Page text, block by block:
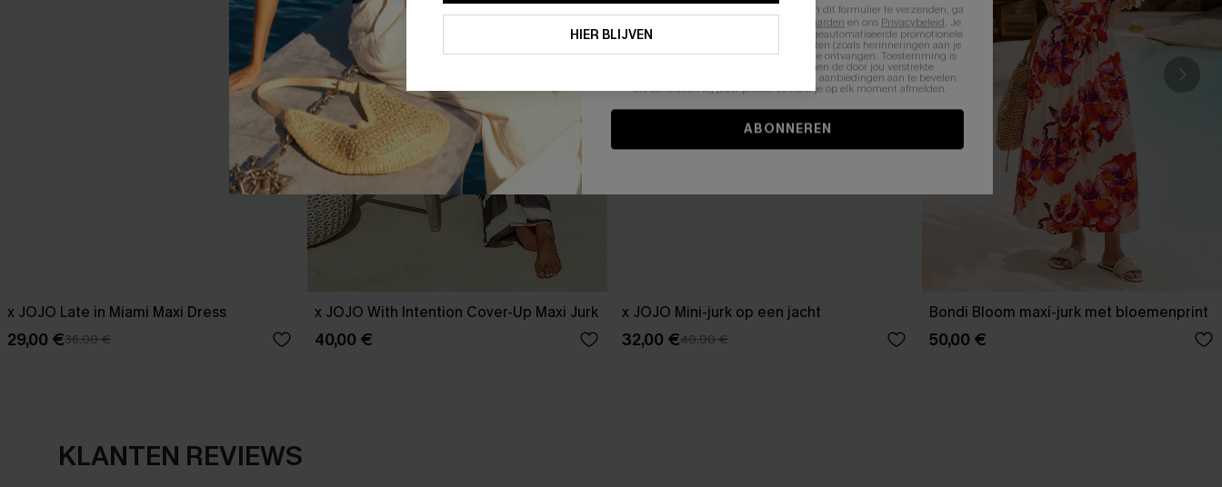
x JOJO Late in Miami Maxi Dress
29,00 €36,00 €
x JOJO With Intention Cover-Up Maxi Jurk
40,00 €
x JOJO Mini-jurk op een jacht
32,00 €40,00 €
Bondi Bloom maxi-jurk met bloemenprint
50,00 €
KLANTEN REVIEWS
HIER BLIJVEN
Door je contactgegevens in te vullen en dit formulier te verzenden, ga
Algemene Voorwaarden en ons Privacybeleid. Je
stemt er tevens mee in om herhaalde geautomatiseerde promotionele
en gepersonaliseerde marketingberichten (zoals herinneringen aan je
winkelwagen) en e-mails van Cupshe te ontvangen. Toestemming is
niet vereist voor een aankoop. We kunnen de door jou verstrekte
informatie gebruiken om producten en aanbiedingen aan te bevelen
die aansluiten bij jouw profiel. Je kunt je op elk moment afmelden.
ABONNEREN